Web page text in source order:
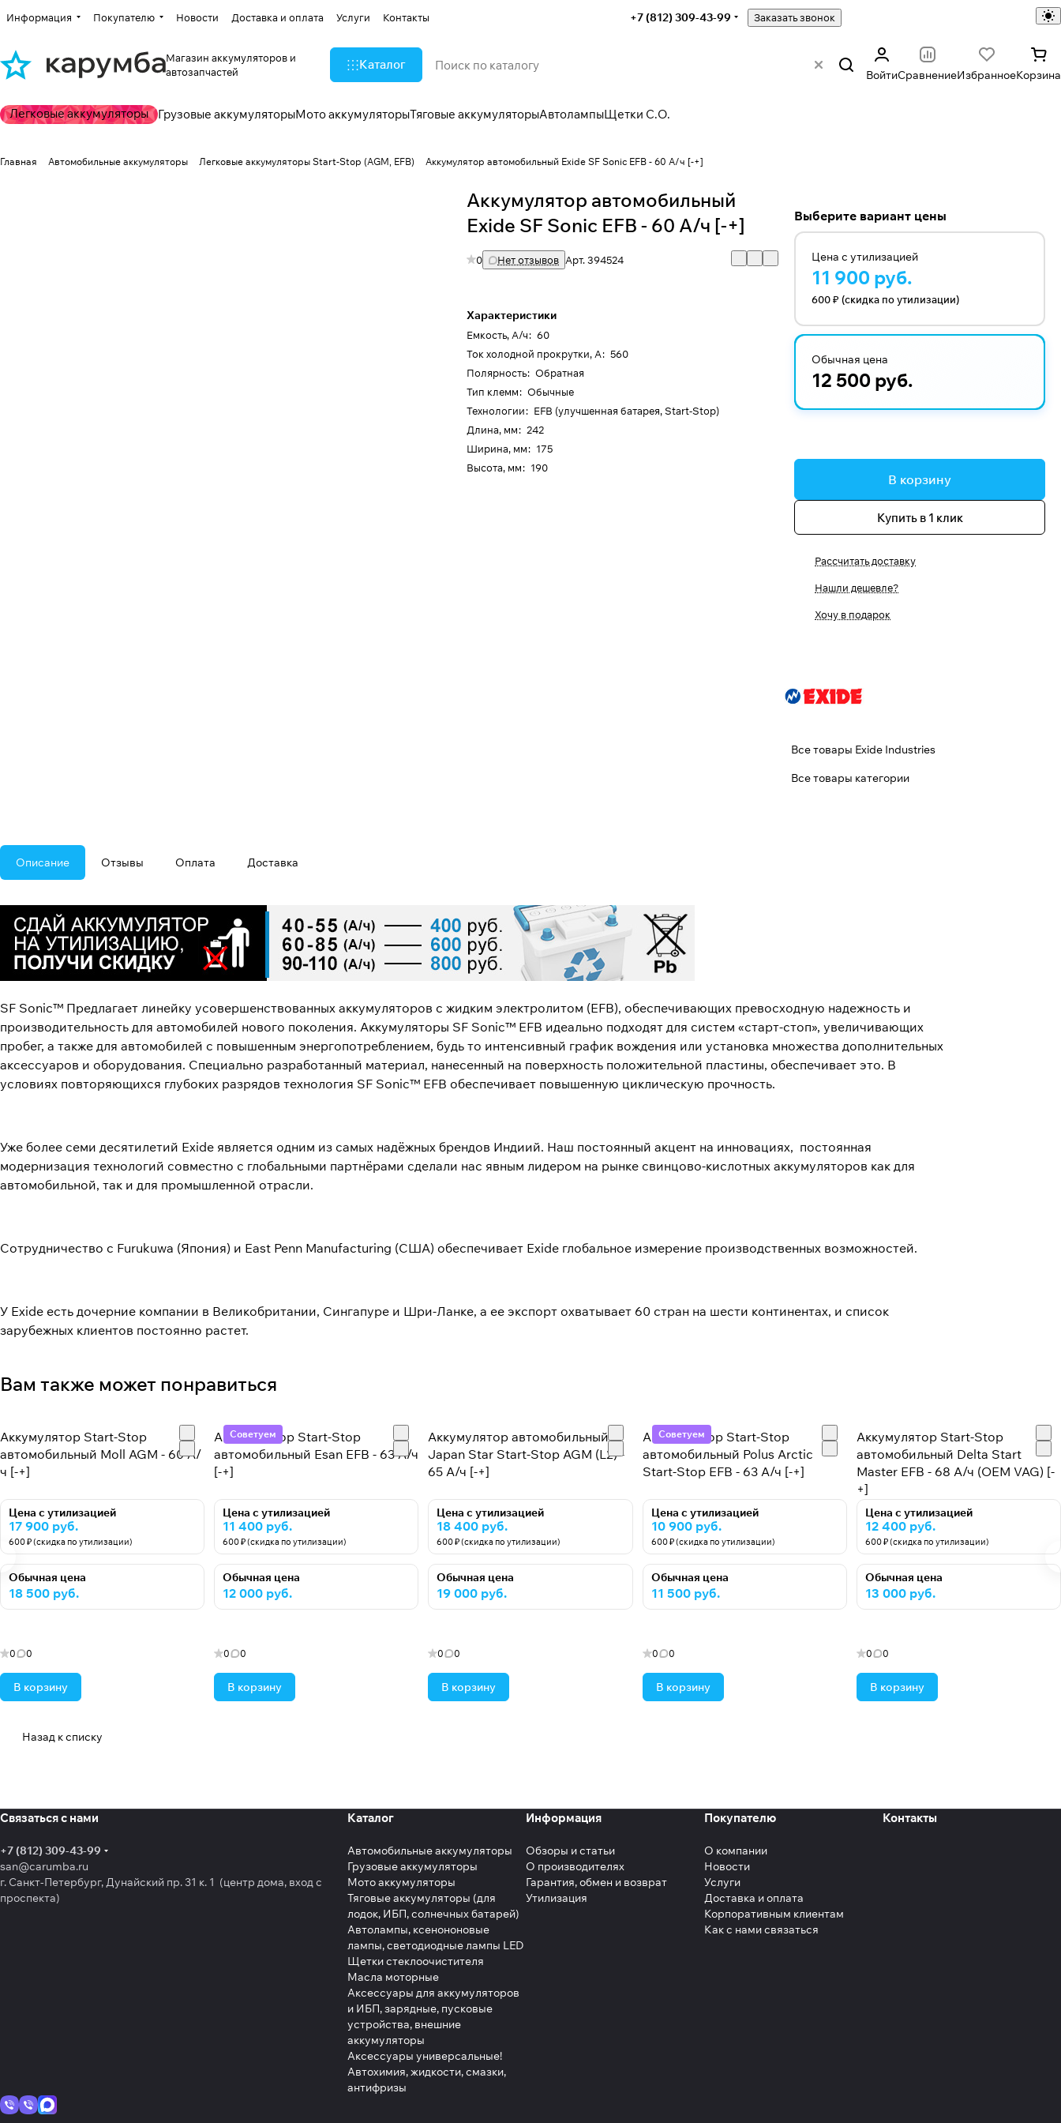
Информация Покупателю Новости Доставка и оплата Услуги Контакты +7 (812) 309-43-99 Заказать звонок
Магазин аккумуляторов и
автозапчастей
Каталог
ВойтиСравнениеИзбранноеКорзина
Легковые аккумуляторы Грузовые аккумуляторыМото аккумуляторыТяговые аккумуляторыАвтолампыЩетки С.О.
Главная Автомобильные аккумуляторы Легковые аккумуляторы Start-Stop (AGM, EFB) Аккумулятор автомобильный Exide SF Sonic EFB - 60 А/ч [-+]
Аккумулятор автомобильный
Exide SF Sonic EFB - 60 А/ч [-+]
0 Нет отзывов Арт.394524
Характеристики
Емкость, А/ч: 60
Ток холодной прокрутки, А: 560
Полярность: Обратная
Тип клемм: Обычные
Технологии: EFB (улучшенная батарея, Start-Stop)
Длина, мм: 242
Ширина, мм: 175
Высота, мм: 190
Выберите вариант цены
Цена с утилизацией
11 900 руб.
600 ₽ (скидка по утилизации)
Обычная цена
12 500 руб.
В корзину
Купить в 1 клик
Рассчитать доставку
Нашли дешевле?
Хочу в подарок
Все товары Exide Industries
Все товары категории
Описание Отзывы Оплата Доставка
SF Sonic™ Предлагает линейку усовершенствованных аккумуляторов с жидким электролитом (EFB), обеспечивающих превосходную надежность и
производительность для автомобилей нового поколения. Аккумуляторы SF Sonic™ EFB идеально подходят для систем «старт-стоп», увеличивающих
пробег, а также для автомобилей с повышенным энергопотреблением, будь то интенсивный график вождения или установка множества дополнительных
аксессуаров и оборудования. Специально разработанный материал, нанесенный на поверхность положительной пластины, обеспечивает это. В
условиях повторяющихся глубоких разрядов технология SF Sonic™ EFB обеспечивает повышенную циклическую прочность.
Уже более семи десятилетий Exide является одним из самых надёжных брендов Индиий. Наш постоянный акцент на инновациях, постоянная
модернизация технологий совместно с глобальными партнёрами сделали нас явным лидером на рынке свинцово-кислотных аккумуляторов как для
автомобильной, так и для промышленной отрасли.
Сотрудничество с Furukuwa (Япония) и East Penn Manufacturing (США) обеспечивает Exide глобальное измерение производственных возможностей.
У Exide есть дочерние компании в Великобритании, Сингапуре и Шри-Ланке, а ее экспорт охватывает 60 стран на шести континентах, и список
зарубежных клиентов постоянно растет.
Вам также может понравиться
Аккумулятор Start-Stop
автомобильный Moll AGM - 60 А/
ч [-+]
Цена с утилизацией
17 900 руб.
600 ₽ (скидка по утилизации)
Обычная цена
18 500 руб.
0 0
В корзину
Советуем
Аккумулятор Start-Stop
автомобильный Esan EFB - 63 А/ч
[-+]
Цена с утилизацией
11 400 руб.
600 ₽ (скидка по утилизации)
Обычная цена
12 000 руб.
0 0
В корзину
Аккумулятор автомобильный
Japan Star Start-Stop AGM (L2) -
65 А/ч [-+]
Цена с утилизацией
18 400 руб.
600 ₽ (скидка по утилизации)
Обычная цена
19 000 руб.
0 0
В корзину
Советуем
Аккумулятор Start-Stop
автомобильный Polus Arctic
Start-Stop EFB - 63 А/ч [-+]
Цена с утилизацией
10 900 руб.
600 ₽ (скидка по утилизации)
Обычная цена
11 500 руб.
0 0
В корзину
Аккумулятор Start-Stop
автомобильный Delta Start
Master EFB - 68 А/ч (OEM VAG) [-
+]
Цена с утилизацией
12 400 руб.
600 ₽ (скидка по утилизации)
Обычная цена
13 000 руб.
0 0
В корзину
Назад к списку
Связаться с нами
+7 (812) 309-43-99
san@carumba.ru
г. Санкт-Петербург, Дунайский пр. 31 к. 1 (центр дома, вход с
проспекта)
Каталог
Автомобильные аккумуляторы
Грузовые аккумуляторы
Мото аккумуляторы
Тяговые аккумуляторы (для
лодок, ИБП, солнечных батарей)
Автолампы, ксенононовые
лампы, светодиодные лампы LED
Щетки стеклоочистителя
Масла моторные
Аксессуары для аккумуляторов
и ИБП, зарядные, пусковые
устройства, внешние
аккумуляторы
Аксессуары универсальные!
Автохимия, жидкости, смазки,
антифризы
Информация
Обзоры и статьи
О производителях
Гарантия, обмен и возврат
Утилизация
Покупателю
О компании
Новости
Услуги
Доставка и оплата
Корпоративным клиентам
Как с нами связаться
Контакты